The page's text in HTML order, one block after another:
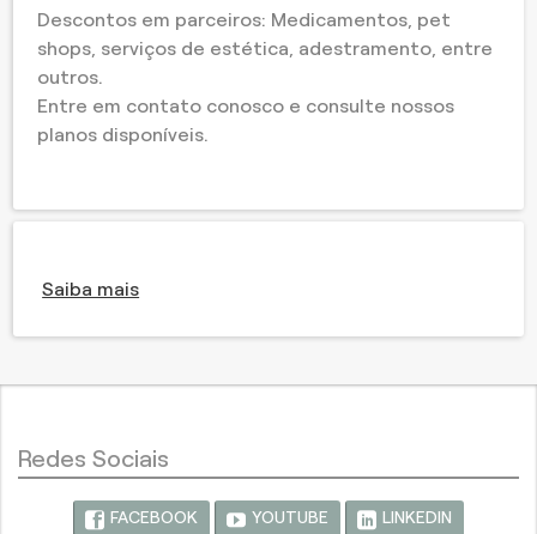
Descontos em parceiros: Medicamentos, pet
shops, serviços de estética, adestramento, entre
outros.
Entre em contato conosco e consulte nossos
planos disponíveis.
Saiba mais
Redes Sociais
FACEBOOK YOUTUBE LINKEDIN